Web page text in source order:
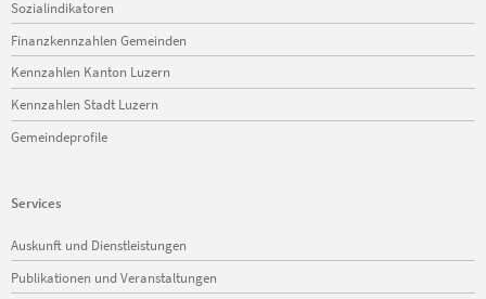
Sozialindikatoren
Finanzkennzahlen Gemeinden
Kennzahlen Kanton Luzern
Kennzahlen Stadt Luzern
Gemeindeprofile
Services
Navigation
überspringen
Auskunft und Dienstleistungen
Publikationen und Veranstaltungen